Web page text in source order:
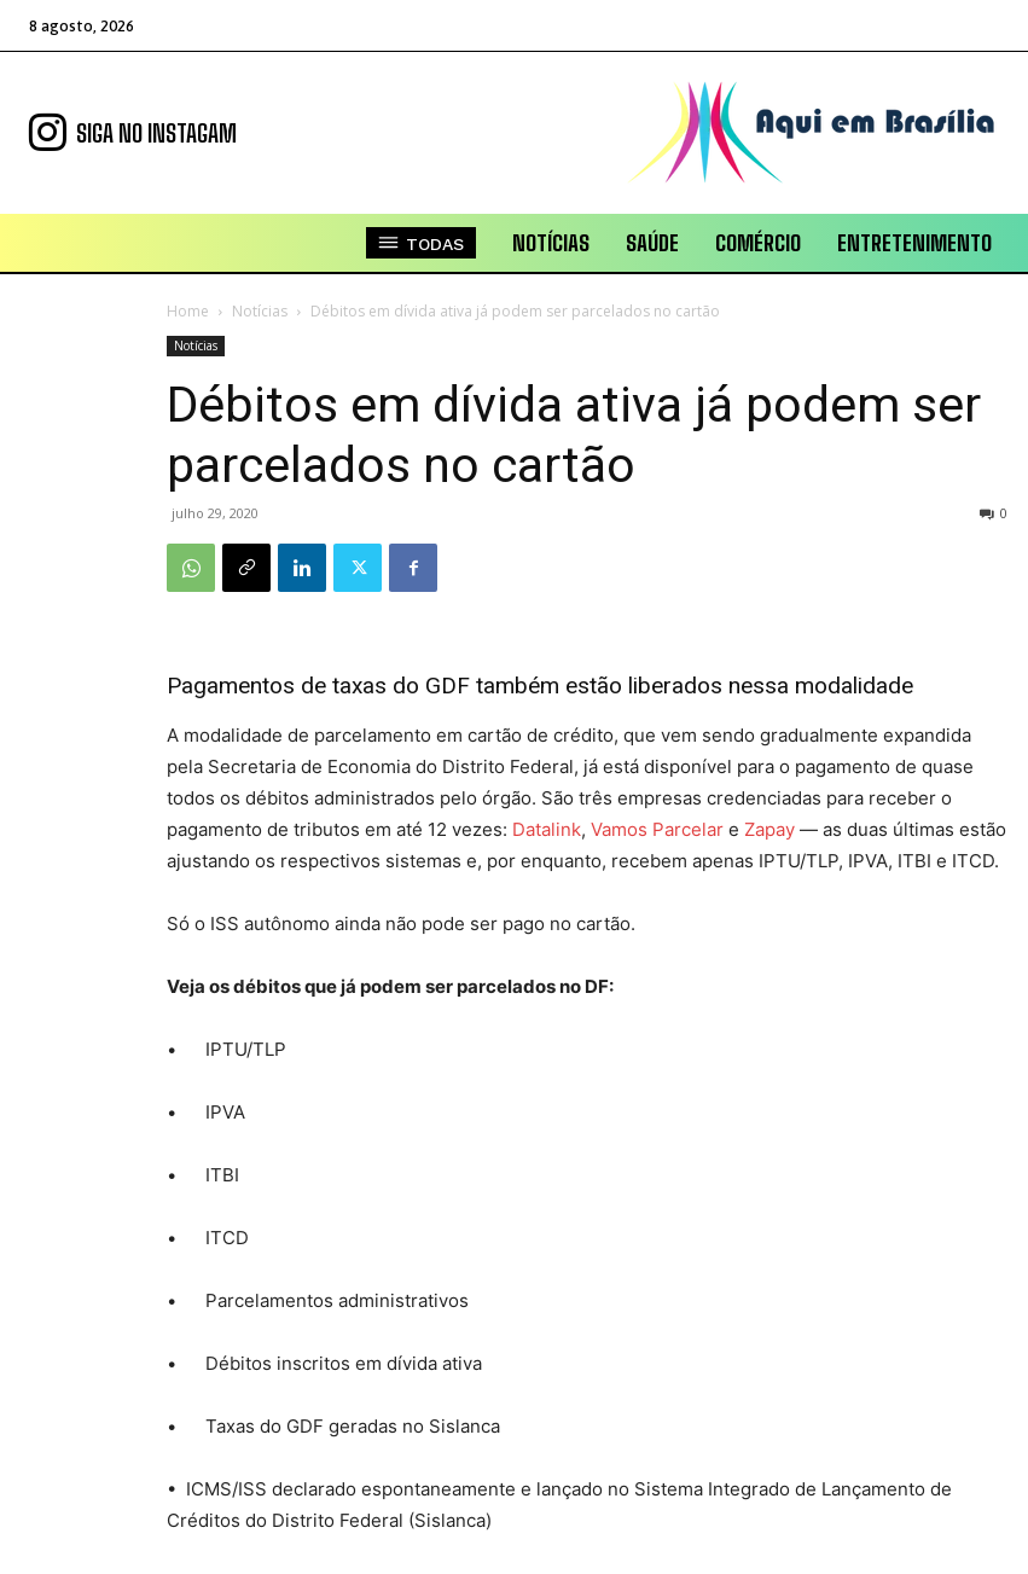
8 agosto, 2026
SIGA NO INSTAGAM
TODAS NOTÍCIAS SAÚDE COMÉRCIO ENTRETENIMENTO
Home Notícias Débitos em dívida ativa já podem ser parcelados no cartão
Notícias
Débitos em dívida ativa já podem ser
parcelados no cartão
julho 29, 2020 0
Pagamentos de taxas do GDF também estão liberados nessa modalidade
A modalidade de parcelamento em cartão de crédito, que vem sendo gradualmente expandida
pela Secretaria de Economia do Distrito Federal, já está disponível para o pagamento de quase
todos os débitos administrados pelo órgão. São três empresas credenciadas para receber o
pagamento de tributos em até 12 vezes: Datalink, Vamos Parcelar e Zapay — as duas últimas estão
ajustando os respectivos sistemas e, por enquanto, recebem apenas IPTU/TLP, IPVA, ITBI e ITCD.
Só o ISS autônomo ainda não pode ser pago no cartão.
Veja os débitos que já podem ser parcelados no DF:
• IPTU/TLP
• IPVA
• ITBI
• ITCD
• Parcelamentos administrativos
• Débitos inscritos em dívida ativa
• Taxas do GDF geradas no Sislanca
• ICMS/ISS declarado espontaneamente e lançado no Sistema Integrado de Lançamento de
Créditos do Distrito Federal (Sislanca)